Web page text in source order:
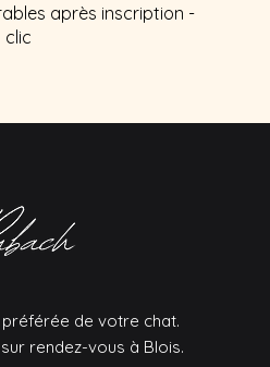
après inscription -
clic
de votre chat.
rendez-vous à Blois.